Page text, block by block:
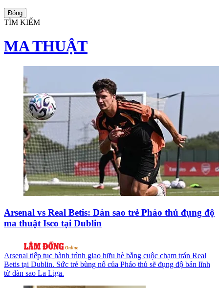
Đóng
TÌM KIẾM
MA THUẬT
Arsenal vs Real Betis: Dàn sao trẻ Pháo thủ đụng độ
ma thuật Isco tại Dublin
Arsenal tiếp tục hành trình giao hữu hè bằng cuộc chạm trán Real
Betis tại Dublin. Sức trẻ bùng nổ của Pháo thủ sẽ đụng độ bản lĩnh
từ dàn sao La Liga.